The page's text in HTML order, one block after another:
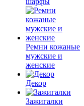
Ремни кожаные
мужские и
женские
Декор
Зажигалки